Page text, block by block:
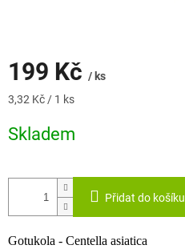
199 Kč / ks
Měrná
3,32 Kč / 1 ks
Skladem
Přidat do košíku
Gotukola - Centella asiatica